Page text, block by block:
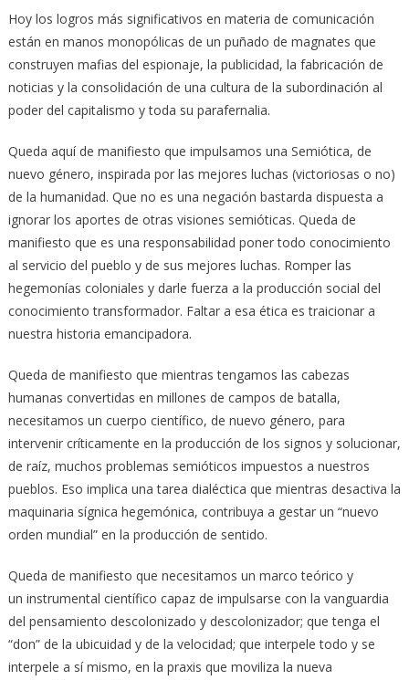
Hoy los logros más significativos en materia de comunicación
están en manos monopólicas de un puñado de magnates que
construyen mafias del espionaje, la publicidad, la fabricación de
noticias y la consolidación de una cultura de la subordinación al
poder del capitalismo y toda su parafernalia.
Queda aquí de manifiesto que impulsamos una Semiótica, de
nuevo género, inspirada por las mejores luchas (victoriosas o no)
de la humanidad. Que no es una negación bastarda dispuesta a
ignorar los aportes de otras visiones semióticas. Queda de
manifiesto que es una responsabilidad poner todo conocimiento
al servicio del pueblo y de sus mejores luchas. Romper las
hegemonías coloniales y darle fuerza a la producción social del
conocimiento transformador. Faltar a esa ética es traicionar a
nuestra historia emancipadora.
Queda de manifiesto que mientras tengamos las cabezas
humanas convertidas en millones de campos de batalla,
necesitamos un cuerpo científico, de nuevo género, para
intervenir críticamente en la producción de los signos y solucionar,
de raíz, muchos problemas semióticos impuestos a nuestros
pueblos. Eso implica una tarea dialéctica que mientras desactiva la
maquinaria sígnica hegemónica, contribuya a gestar un “nuevo
orden mundial” en la producción de sentido.
Queda de manifiesto que necesitamos un marco teórico y
un instrumental científico capaz de impulsarse con la vanguardia
del pensamiento descolonizado y descolonizador; que tenga el
“don” de la ubicuidad y de la velocidad; que interpele todo y se
interpele a sí mismo, en la praxis que moviliza la nueva